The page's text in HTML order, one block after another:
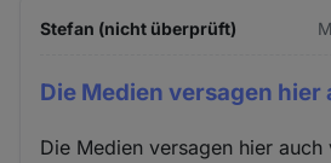
Stefan (nicht überprüft)
Die Medien versagen hier
Die Medien versagen hier